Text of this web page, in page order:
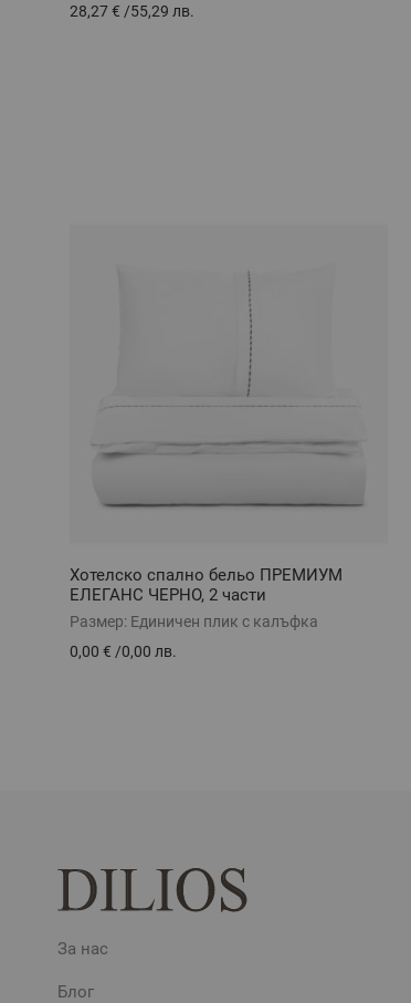
28,27 € /55,29 лв.
Хотелско спално бельо ПРЕМИУМ
ЕЛЕГАНС ЧЕРНО, 2 части
Размер: Единичен плик с калъфка
0,00 € /0,00 лв.
За нас
Блог